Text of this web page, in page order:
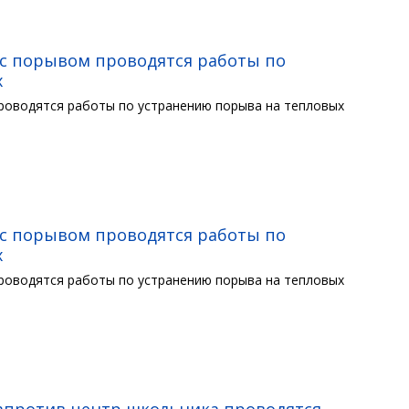
порывом проводятся работы по
работы по устранению порыва на тепловых
порывом проводятся работы по
работы по устранению порыва на тепловых